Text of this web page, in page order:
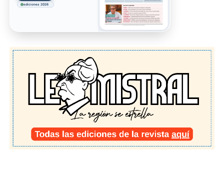
ediciones 2026